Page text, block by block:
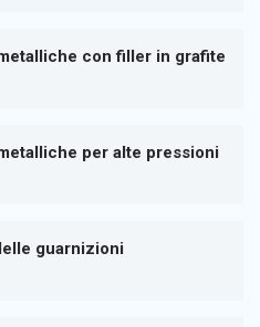
con filler in grafite
per alte pressioni
guarnizioni